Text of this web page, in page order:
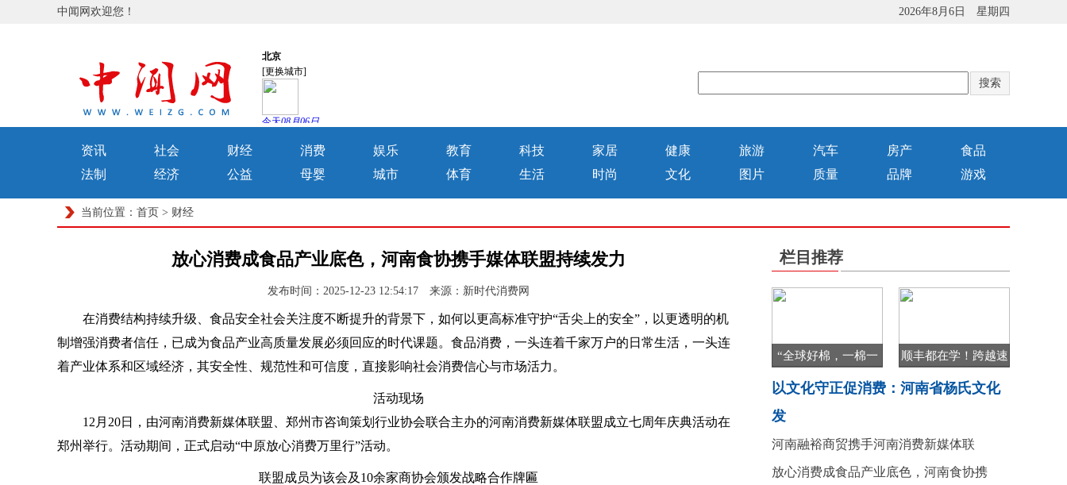
中闻网欢迎您！ 2026年8月6日 星期四
资讯 社会 财经 消费 娱乐 教育 科技 家居 健康 旅游 汽车 房产
食品
法制
经济 公益 母婴 城市 体育 生活 时尚 文化 图片 质量 品牌 游戏
当前位置： 首页 > 财经
放心消费成食品产业底色，河南食协携手媒体联盟持续发力
发布时间：2025-12-23 12:54:17 来源：新时代消费网
在消费结构持续升级、食品安全社会关注度不断提升的背景下，如何以更高标准守护“舌尖上的安全”，以更透明的机
制增强消费者信任，已成为食品产业高质量发展必须回应的时代课题。食品消费，一头连着千家万户的日常生活，一头连
着产业体系和区域经济，其安全性、规范性和可信度，直接影响社会消费信心与市场活力。
活动现场
12月20日，由河南消费新媒体联盟、郑州市咨询策划行业协会联合主办的河南消费新媒体联盟成立七周年庆典活动在
郑州举行。活动期间，正式启动“中原放心消费万里行”活动。
联盟成员为该会及10余家商协会颁发战略合作牌匾
栏目推荐
“全球好棉，一棉一 顺丰都在学！跨越速
以文化守正促消费：河南省杨氏文化
发
河南融裕商贸携手河南消费新媒体联
放心消费成食品产业底色，河南食协携